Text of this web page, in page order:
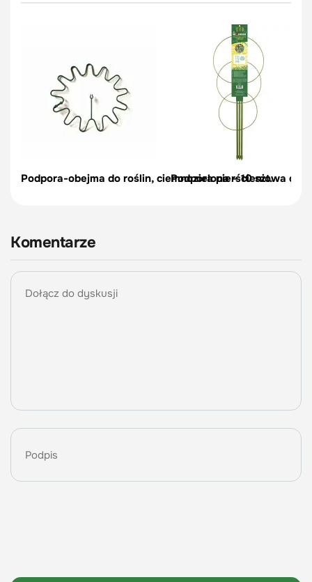
Podpora-obejma do roślin, ciemnozielona – 10 szt.
Podpora pierścieniowa do
Komentarze